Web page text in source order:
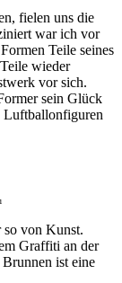
fielen uns die
war ich vor
Teile seines
wieder
vor sich.
sein Glück
Luftballonfiguren
so von Kunst.
Graffiti an der
ist eine